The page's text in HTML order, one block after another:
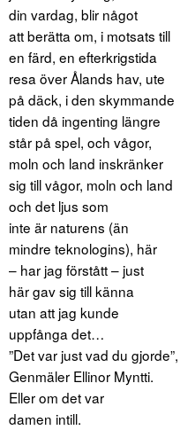
din vardag, blir något
att berätta om, i motsats till
en färd, en efterkrigstida
resa över Ålands hav, ute
på däck, i den skymmande
tiden då ingenting längre
står på spel, och vågor,
moln och land inskränker
sig till vågor, moln och land
och det ljus som
inte är naturens (än
mindre teknologins), här
– har jag förstått – just
här gav sig till känna
utan att jag kunde
uppfånga det…
”Det var just vad du gjorde”,
Genmäler Ellinor Myntti.
Eller om det var
damen intill.